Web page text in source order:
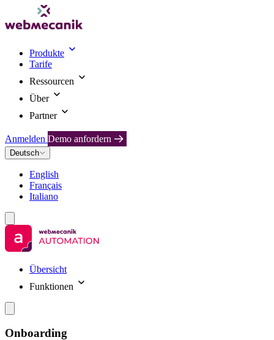
Produkte
Tarife
Ressourcen
Über
Partner
Anmelden Demo anfordern
Deutsch
English
Français
Italiano
Übersicht
Funktionen
Onboarding